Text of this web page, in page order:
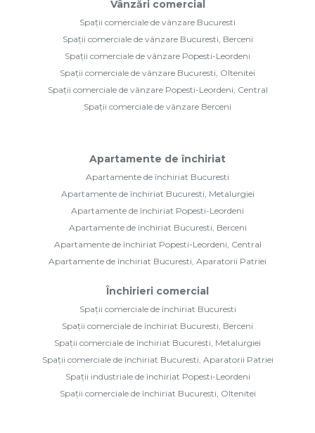
Vânzări comercial
Spații comerciale de vânzare Bucuresti
Spații comerciale de vânzare Bucuresti, Berceni
Spații comerciale de vânzare Popesti-Leordeni
Spații comerciale de vânzare Bucuresti, Oltenitei
Spații comerciale de vânzare Popesti-Leordeni, Central
Spații comerciale de vânzare Berceni
Apartamente de închiriat
Apartamente de închiriat Bucuresti
Apartamente de închiriat Bucuresti, Metalurgiei
Apartamente de închiriat Popesti-Leordeni
Apartamente de închiriat Bucuresti, Berceni
Apartamente de închiriat Popesti-Leordeni, Central
Apartamente de închiriat Bucuresti, Aparatorii Patriei
Închirieri comercial
Spații comerciale de închiriat Bucuresti
Spații comerciale de închiriat Bucuresti, Berceni
Spații comerciale de închiriat Bucuresti, Metalurgiei
Spații comerciale de închiriat Bucuresti, Aparatorii Patriei
Spații industriale de închiriat Popesti-Leordeni
Spații comerciale de închiriat Bucuresti, Oltenitei